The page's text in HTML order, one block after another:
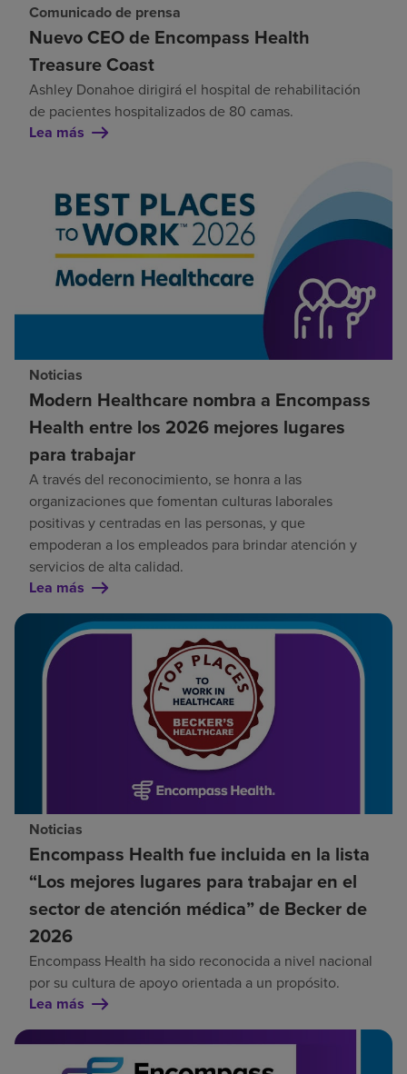
Comunicado de prensa
Nuevo CEO de Encompass Health
Treasure Coast
Ashley Donahoe dirigirá el hospital de rehabilitación
de pacientes hospitalizados de 80 camas.
Lea más
Noticias
Modern Healthcare nombra a Encompass
Health entre los 2026 mejores lugares
para trabajar
A través del reconocimiento, se honra a las
organizaciones que fomentan culturas laborales
positivas y centradas en las personas, y que
empoderan a los empleados para brindar atención y
servicios de alta calidad.
Lea más
Noticias
Encompass Health fue incluida en la lista
“Los mejores lugares para trabajar en el
sector de atención médica” de Becker de
2026
Encompass Health ha sido reconocida a nivel nacional
por su cultura de apoyo orientada a un propósito.
Lea más